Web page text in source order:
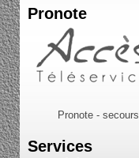
Pronote
Pronote - secours
Services